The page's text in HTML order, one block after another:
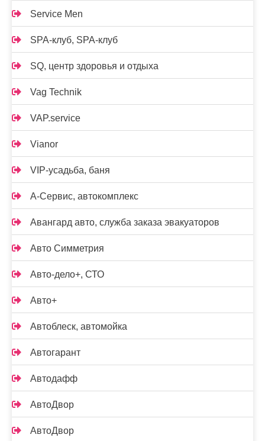
Service Men
SPA-клуб, SPA-клуб
SQ, центр здоровья и отдыха
Vag Technik
VAP.service
Vianor
VIP-усадьба, баня
А-Сервис, автокомплекс
Авангард авто, служба заказа эвакуаторов
Авто Симметрия
Авто-дело+, СТО
Авто+
Автоблеск, автомойка
Автогарант
Автодафф
АвтоДвор
АвтоДвор